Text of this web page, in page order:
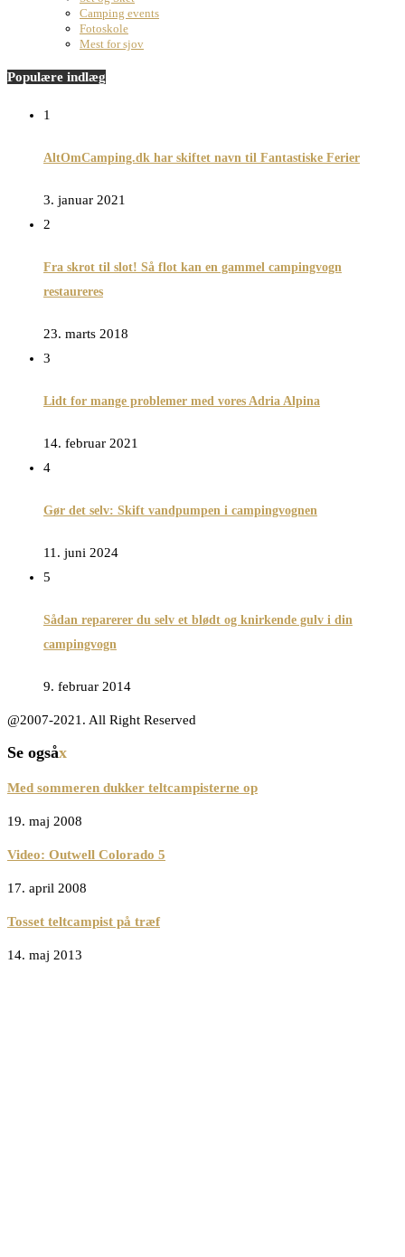
Camping events
Fotoskole
Mest for sjov
Populære indlæg
1
AltOmCamping.dk har skiftet navn til Fantastiske Ferier
3. januar 2021
2
Fra skrot til slot! Så flot kan en gammel campingvogn
restaureres
23. marts 2018
3
Lidt for mange problemer med vores Adria Alpina
14. februar 2021
4
Gør det selv: Skift vandpumpen i campingvognen
11. juni 2024
5
Sådan reparerer du selv et blødt og knirkende gulv i din
campingvogn
9. februar 2014
@2007-2021. All Right Reserved
Se ogsåx
Med sommeren dukker teltcampisterne op
19. maj 2008
Video: Outwell Colorado 5
17. april 2008
Tosset teltcampist på træf
14. maj 2013